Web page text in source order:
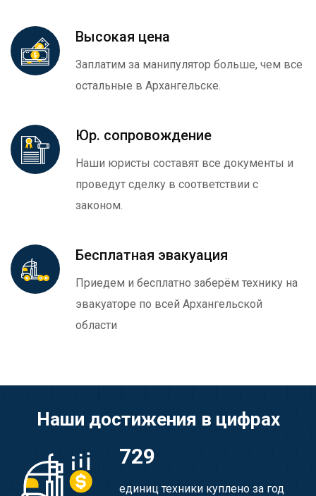
Высокая цена
Заплатим за манипулятор больше, чем все
остальные в Архангельске.
Юр. сопровождение
Наши юристы составят все документы и
проведут сделку в соответствии с
законом.
Бесплатная эвакуация
Приедем и бесплатно заберём технику на
эвакуаторе по всей Архангельской
области
Наши достижения в цифрах
729
единиц техники куплено за год